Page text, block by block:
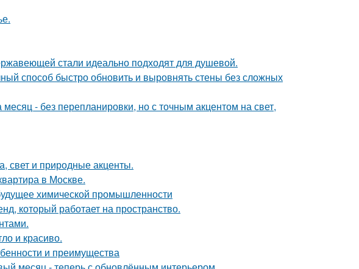
стали идеально подходят для душевой.
способ быстро обновить и выровнять стены без сложных
- без перепланировки, но с точным акцентом на свет,
свет и природные акценты.
в Москве.
химической промышленности
который работает на пространство.
и красиво.
и преимущества